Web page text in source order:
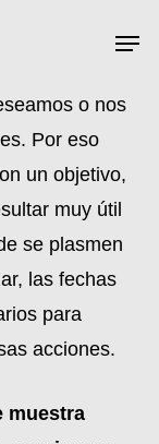
o nos
Por eso
un objetivo,
muy útil
se plasmen
las fechas
para
acciones.
muestra